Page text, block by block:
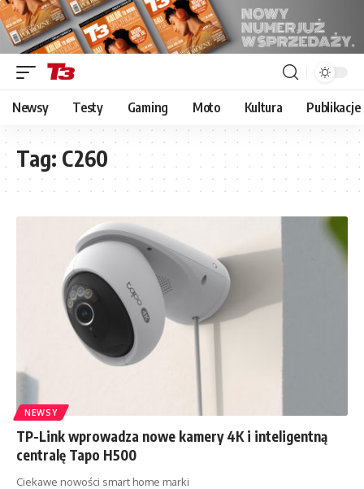
Newsy Testy Gaming Moto Kultura Publikacje
Tag: C260
NEWSY
TP-Link wprowadza nowe kamery 4K i inteligentną
centralę Tapo H500
Ciekawe nowości smart home marki